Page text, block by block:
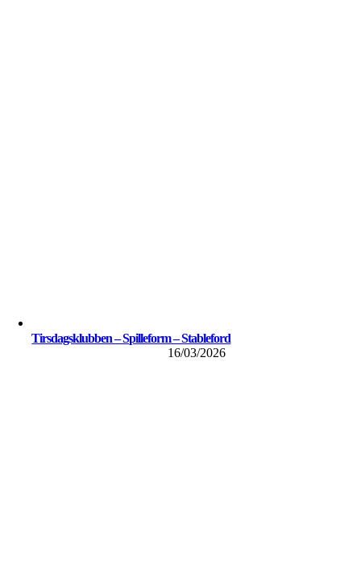
Tirsdagsklubben – Spilleform – Stableford
16/03/2026